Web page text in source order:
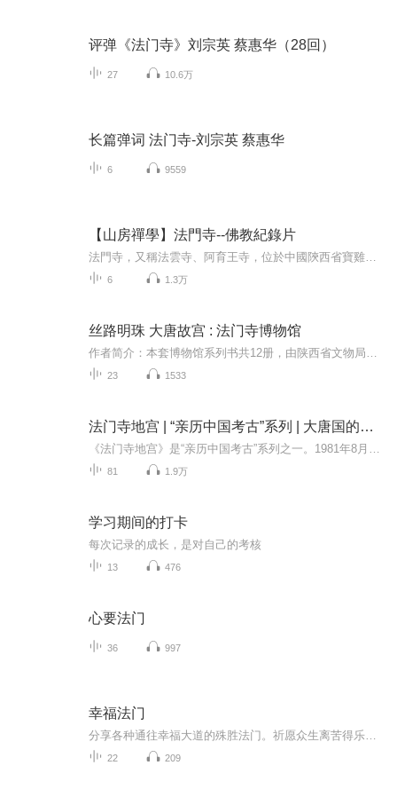
评弹《法门寺》刘宗英 蔡惠华（28回）
27 10.6万
长篇弹词 法门寺-刘宗英 蔡惠华
6 9559
【山房禪學】法門寺--佛教紀錄片
6 1.3万
丝路明珠 大唐故宫 : 法门寺博物馆
23 1533
法门寺地宫 | “亲历中国考古”系列 | 大唐国的重宝
81 1.9万
学习期间的打卡
每次记录的成长，是对自己的考核
13 476
心要法门
36 997
幸福法门
22 209